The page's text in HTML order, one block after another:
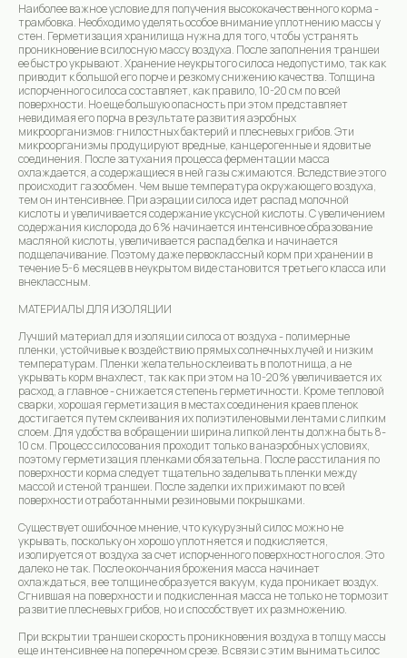
Наиболее важное условие для получения высококачественного корма -
трамбовка. Необходимо уделять особое внимание уплотнению массы у
стен. Герметизация хранилища нужна для того, чтобы устранять
проникновение в силосную массу воздуха. После заполнения траншеи
ее быстро укрывают. Хранение неукрытого силоса недопустимо, так как
приводит к большой его порче и резкому снижению качества. Толщина
испорченного силоса составляет, как правило, 10-20 см по всей
поверхности. Но еще большую опасность при этом представляет
невидимая его порча в результате развития аэробных
микроорганизмов: гнилостных бактерий и плесневых грибов. Эти
микроорганизмы продуцируют вредные, канцерогенные и ядовитые
соединения. После затухания процесса ферментации масса
охлаждается, а содержащиеся в ней газы сжимаются. Вследствие этого
происходит газообмен. Чем выше температура окружающего воздуха,
тем он интенсивнее. При аэрации силоса идет распад молочной
кислоты и увеличивается содержание уксусной кислоты. С увеличением
содержания кислорода до 6% начинается интенсивное образование
масляной кислоты, увеличивается распад белка и начинается
подщелачивание. Поэтому даже первоклассный корм при хранении в
течение 5-6 месяцев в неукрытом виде становится третьего класса или
внеклассным.
МАТЕРИАЛЫ ДЛЯ ИЗОЛЯЦИИ
Лучший материал для изоляции силоса от воздуха - полимерные
пленки, устойчивые к воздействию прямых солнечных лучей и низким
температурам. Пленки желательно склеивать в полотнища, а не
укрывать корм внахлест, так как при этом на 10-20% увеличивается их
расход, а главное - снижается степень герметичности. Кроме тепловой
сварки, хорошая герметизация в местах соединения краев пленок
достигается путем склеивания их полиэтиленовыми лентами с липким
слоем. Для удобства в обращении ширина липкой ленты должна быть 8-
10 см. Процесс силосования проходит только в анаэробных условиях,
поэтому герметизация пленками обязательна. После расстилания по
поверхности корма следует тщательно заделывать пленки между
массой и стеной траншеи. После заделки их прижимают по всей
поверхности отработанными резиновыми покрышками.
Существует ошибочное мнение, что кукурузный силос можно не
укрывать, поскольку он хорошо уплотняется и подкисляется,
изолируется от воздуха за счет испорченного поверхностного слоя. Это
далеко не так. После окончания брожения масса начинает
охлаждаться, в ее толщине образуется вакуум, куда проникает воздух.
Сгнившая на поверхности и подкисленная масса не только не тормозит
развитие плесневых грибов, но и способствует их размножению.
При вскрытии траншеи скорость проникновения воздуха в толщу массы
еще интенсивнее на поперечном срезе. В связи с этим вынимать силос
Pure solutions for responsible farming
Copyright © 2016-2026 All rights reserved
Agrobioma Company